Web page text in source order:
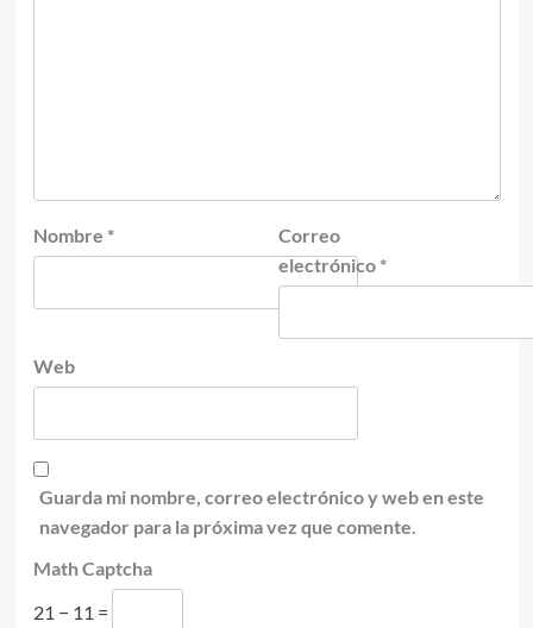
Nombre *
Correo
electrónico *
Web
Guarda mi nombre, correo electrónico y web en este
navegador para la próxima vez que comente.
Math Captcha
21 − 11 =